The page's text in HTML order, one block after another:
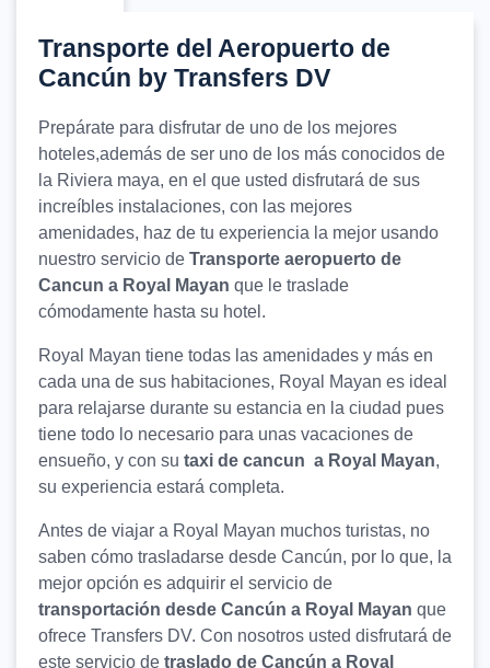
Transporte del Aeropuerto de
Cancún by Transfers DV
Prepárate para disfrutar de uno de los mejores
hoteles,además de ser uno de los más conocidos de
la Riviera maya, en el que usted disfrutará de sus
increíbles instalaciones, con las mejores
amenidades, haz de tu experiencia la mejor usando
nuestro servicio de Transporte aeropuerto de
Cancun a Royal Mayan que le traslade
cómodamente hasta su hotel.
Royal Mayan tiene todas las amenidades y más en
cada una de sus habitaciones, Royal Mayan es ideal
para relajarse durante su estancia en la ciudad pues
tiene todo lo necesario para unas vacaciones de
ensueño, y con su taxi de cancun a Royal Mayan,
su experiencia estará completa.
Antes de viajar a Royal Mayan muchos turistas, no
saben cómo trasladarse desde Cancún, por lo que, la
mejor opción es adquirir el servicio de
transportación desde Cancún a Royal Mayan que
ofrece Transfers DV. Con nosotros usted disfrutará de
este servicio de traslado de Cancún a Royal